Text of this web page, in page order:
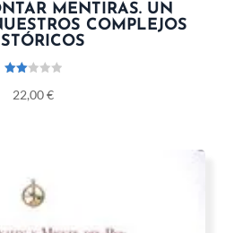
MENTIRAS. UN
COMPLEJOS
rado
22,00€